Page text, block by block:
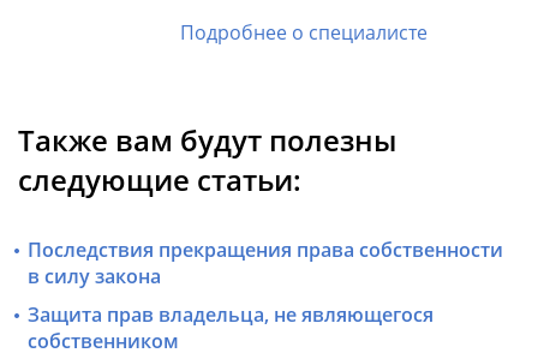
Подробнее о специалисте
Также вам будут полезны
следующие статьи:
Последствия прекращения права собственности
в силу закона
Защита прав владельца, не являющегося
собственником